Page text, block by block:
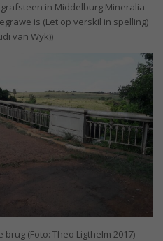
in Middelburg Mineralia
is (Let op verskil in spelling)
van Wyk))
(Foto: Theo Ligthelm 2017)